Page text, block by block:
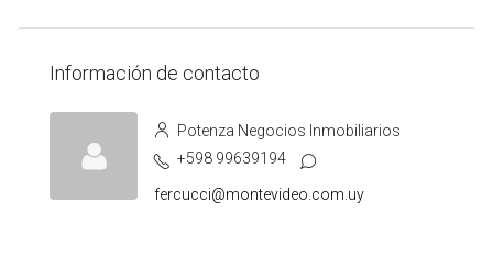
Información de contacto
Potenza Negocios Inmobiliarios
+598 99639194
fercucci@montevideo.com.uy